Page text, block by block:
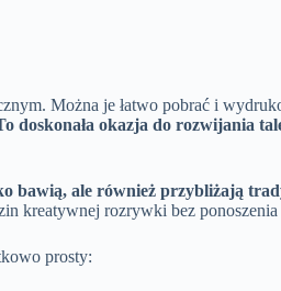
Można je łatwo pobrać i
doskonała okazja do rozwijania
bawią, ale również przybliżają
kreatywnej rozrywki bez
prosty: